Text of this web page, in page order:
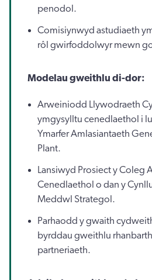
penodol.
Comisiynwyd astudiaeth
rôl gwirfoddolwyr mewn
Modelau gweithlu di-dor:
Arweiniodd Llywodraeth
ymgysylltu cenedlaethol i
Ymarfer Amlasiantaeth
Plant.
Lansiwyd Prosiect y Coleg
Cenedlaethol o dan y
Meddwl Strategol.
Parhaodd y gwaith
byrddau gweithlu
partneriaeth.